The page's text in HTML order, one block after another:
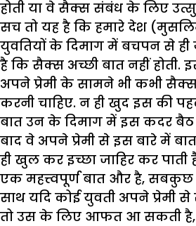
होती या वे सैक्स संबंध के लिए
सच तो यह है कि हमारे देश
युवतियों के दिमाग में बचपन से ही
है कि सैक्स अच्छी बात नहीं होती.
अपने प्रेमी के सामने भी कभी सैक्स
करनी चाहिए. न ही खुद इस की
बात उन के दिमाग में इस कदर बैठ
बाद वे अपने प्रेमी से इस बारे में
ही खुल कर इच्छा जाहिर कर पाती
एक महत्त्वपूर्ण बात और है,
साथ यदि कोई युवती अपने प्रेमी
तो उस के लिए आफत आ सकती है,